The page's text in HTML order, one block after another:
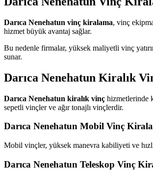
Darıca Nenehatun vinç kiralama, vinç
hizmet büyük avantaj sağlar.
Bu nedenle firmalar, yüksek maliyetli vinç
sunar.
Darıca Nenehatun Kiralık
Darıca Nenehatun kiralık vinç hizmetlerinde
sepetli vinçler ve ağır tonajlı vinçlerdir.
Darıca Nenehatun Mobil Vinç
Mobil vinçler, yüksek manevra kabiliyeti ve
Darıca Nenehatun Teleskop Vinç